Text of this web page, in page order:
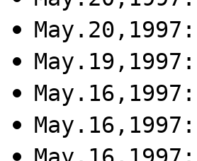
May.20,1997:
May.19,1997:
May.16,1997:
May.16,1997: